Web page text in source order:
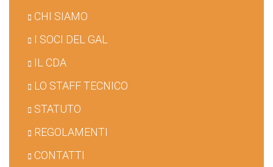
CHI SIAMO
I SOCI DEL GAL
IL CDA
LO STAFF TECNICO
STATUTO
REGOLAMENTI
CONTATTI